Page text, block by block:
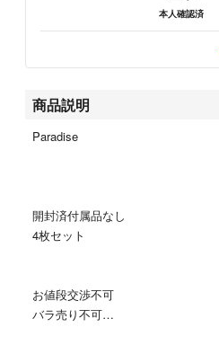
本人確認済
商品説明
Paradise
開封済付属品なし
4枚セット
お値段交渉不可
バラ売り不可